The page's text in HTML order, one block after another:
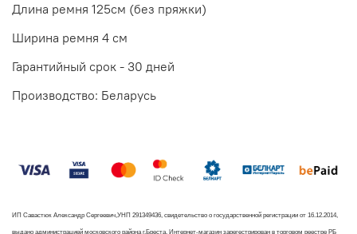
Длина ремня 125см (без пряжки)
Ширина ремня 4 см
Гарантийный срок - 30 дней
Производство: Беларусь
ИП Савастюк Александр Сергеевич,УНП 291349436, свидетельство о государственной регистрации от 16.12.2014,
выдано администрацией московского района г.Бреста. Интернет-магазин зарегестрирован в торговом реестре РБ